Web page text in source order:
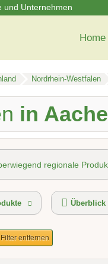
und Unternehmen
Home
Nordrhein-Westfalen
in
regionale
Hol- undÜberblick
entfernen